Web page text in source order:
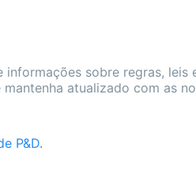
informações sobre regras,
atualizado com as
P&D.